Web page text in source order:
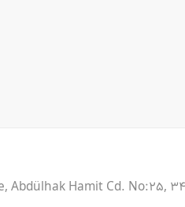
Abdülhak Hamit Cd. No:25,